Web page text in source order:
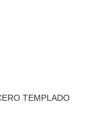
TEMPLADO